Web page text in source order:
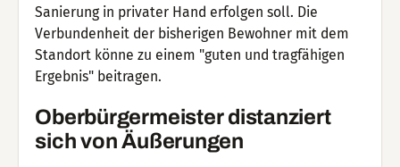
Sanierung in privater Hand erfolgen soll. Die
Verbundenheit der bisherigen Bewohner mit dem
Standort könne zu einem "guten und tragfähigen
Ergebnis" beitragen.
Oberbürgermeister distanziert
sich von Äußerungen